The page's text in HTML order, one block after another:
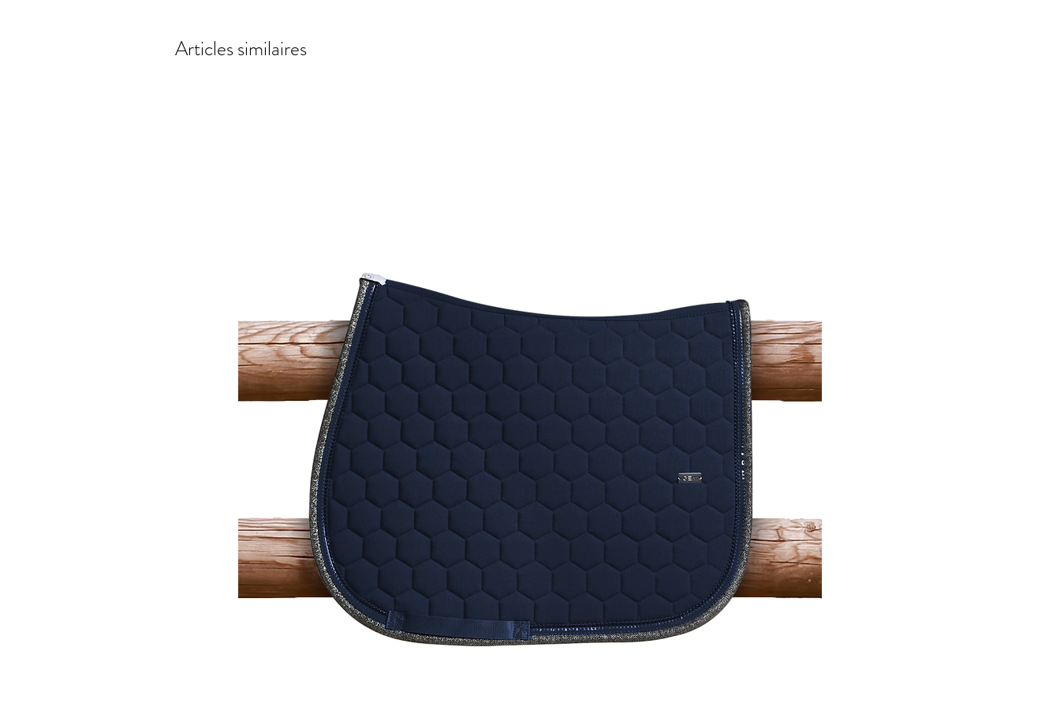
Articles similaires